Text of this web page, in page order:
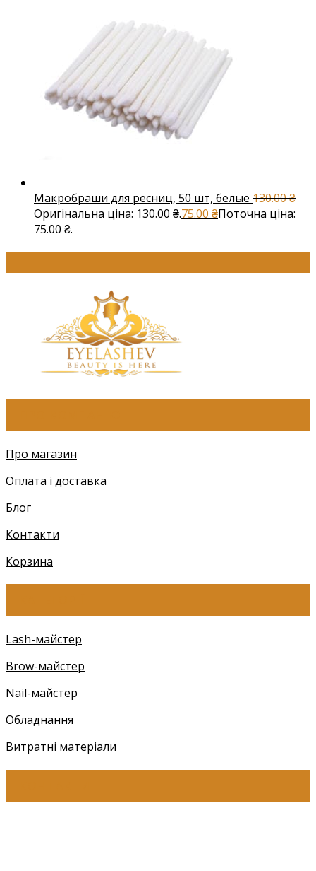
Макробраши для ресниц, 50 шт, белые 130.00₴
Оригінальна ціна: 130.00 ₴.75.00 ₴Поточна ціна:
75.00 ₴.
Про магазин
Оплата і доставка
Блог
Контакти
Корзина
Lash-майстер
Brow-майстер
Nail-майстер
Обладнання
Витратні матеріали